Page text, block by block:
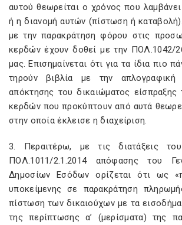
αυτού θεωρείται ο χρόνος που
ή η διανομή αυτών (πίστωση ή
με την παρακράτηση φόρου στις
κερδών έχουν δοθεί με την ΠΟΛ.1042/
μας. Επισημαίνεται ότι για τα ίδια πιο
τηρούν βιβλία με την
απόκτησης του δικαιώματος
κερδών που προκύπτουν από αυτά
στην οποία έκλεισε η διαχείριση.
3. Περαιτέρω, με τις διατάξεις
ΠΟΛ.1011/2.1.2014 απόφασης του
Δημοσίων Εσόδων ορίζεται ότι ως
υποκείμενης σε παρακράτηση
πίστωση των δικαιούχων με τα
της περίπτωσης α’ (μερίσματα) της